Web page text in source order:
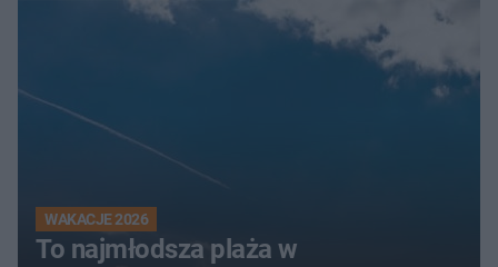
WAKACJE 2026
To najmłodsza plaża w